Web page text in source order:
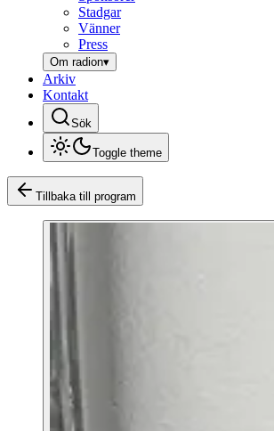
Stadgar
Vänner
Press
Om radion▾
Arkiv
Kontakt
Sök
Toggle theme
Tillbaka till program